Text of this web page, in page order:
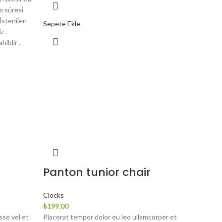
süresi
.
.
Sepete Ekle
vel et
Panton tunior chair
Clocks
₺199,00
Placerat tempor dolor eu leo ullamcorper et